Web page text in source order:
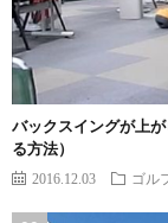
バックスイングが上
る方法）
2016.12.03 ゴル